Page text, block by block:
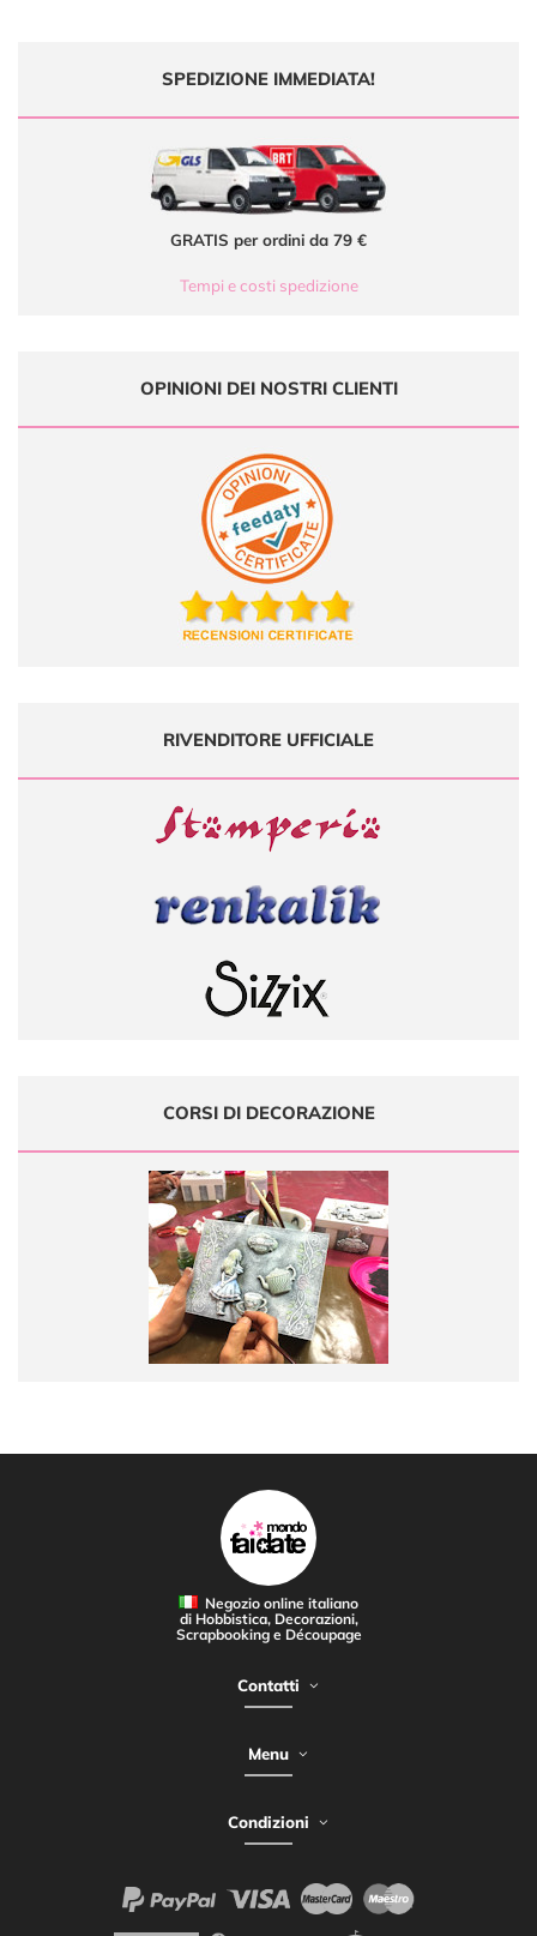
SPEDIZIONE IMMEDIATA!
GRATIS per ordini da 79 €
Tempi e costi spedizione
OPINIONI DEI NOSTRI CLIENTI
RIVENDITORE UFFICIALE
CORSI DI DECORAZIONE
Negozio online italiano
di Hobbistica, Decorazioni,
Scrapbooking e Découpage
Contatti
Menu
Condizioni